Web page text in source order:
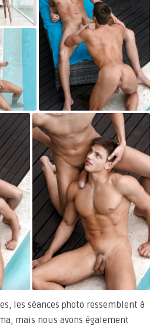
les séances photo ressemblent à
mais nous avons également